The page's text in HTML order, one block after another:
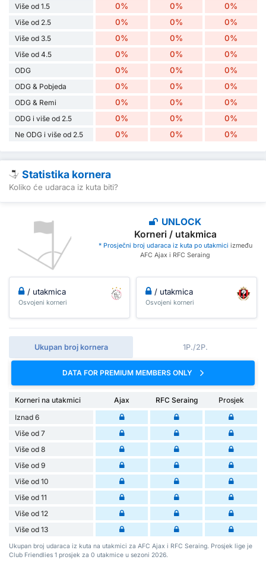
Više od 1.5 0% 0% 0%
Više od 2.5 0% 0% 0%
Više od 3.5 0% 0% 0%
Više od 4.5 0% 0% 0%
ODG 0% 0% 0%
ODG & Pobjeda 0% 0% 0%
ODG & Remi 0% 0% 0%
ODG i više od 2.5 0% 0% 0%
Ne ODG i više od 2.5 0% 0% 0%
Statistika kornera
Koliko će udaraca iz kuta biti?
UNLOCK
Korneri / utakmica
* Prosječni broj udaraca iz kuta po utakmici između
AFC Ajax i RFC Seraing
/ utakmica
Osvojeni korneri
/ utakmica
Osvojeni korneri
Ukupan broj kornera 1P./2P.
DATA FOR PREMIUM MEMBERS ONLY
Korneri na utakmici Ajax RFC Seraing
Prosjek
Iznad 6
Više od 7
Više od 8
Više od 9
Više od 10
Više od 11
Više od 12
Više od 13
Ukupan broj udaraca iz kuta na utakmici za AFC Ajax i RFC Seraing. Prosjek lige je
Club Friendlies 1 prosjek za 0 utakmice u sezoni 2026.